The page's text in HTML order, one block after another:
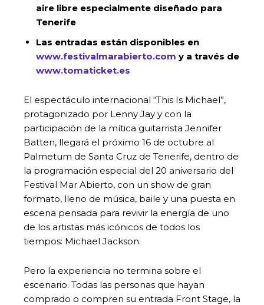
aire libre especialmente diseñado para
Tenerife
Las entradas están disponibles en
www.festivalmarabierto.com y a través de
www.tomaticket.es
El espectáculo internacional “This Is Michael”,
protagonizado por Lenny Jay y con la
participación de la mítica guitarrista Jennifer
Batten, llegará el próximo 16 de octubre al
Palmetum de Santa Cruz de Tenerife, dentro de
la programación especial del 20 aniversario del
Festival Mar Abierto, con un show de gran
formato, lleno de música, baile y una puesta en
escena pensada para revivir la energía de uno
de los artistas más icónicos de todos los
tiempos: Michael Jackson.
Pero la experiencia no termina sobre el
escenario. Todas las personas que hayan
comprado o compren su entrada Front Stage, la